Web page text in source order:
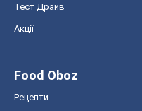
Тест Драйв
Акції
Food Oboz
Рецепти